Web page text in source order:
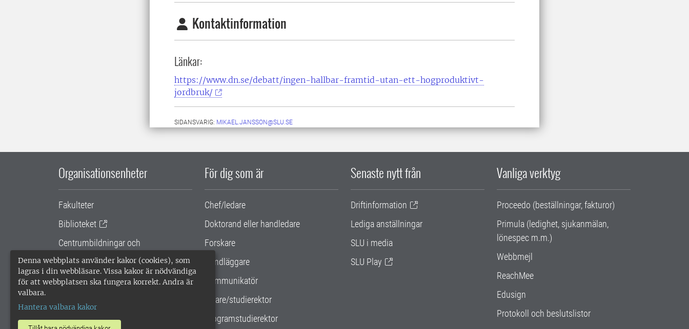
Denna webbplats använder kakor (cookies), som
lagras i din webbläsare. Vissa kakor är nödvändiga
för att webbplatsen ska fungera korrekt. Andra är
valbara.
Hantera valbara kakor
Kontaktinformation
Länkar:
https://www.dn.se/debatt/ingen-hallbar-framtid-utan-ett-hogproduktivt-
jordbruk/
SIDANSVARIG: MIKAEL.JANSSON@SLU.SE
Organisationsenheter
Fakulteter
Biblioteket
Centrumbildningar och
samarbetsprojekt
Gemensamma verksamhetsstödet
För dig som är
Chef/ledare
Doktorand eller handledare
Forskare
Handläggare
Kommunikatör
Lärare/studierektor
Programstudierektor
Senaste nytt från
Driftinformation
Lediga anställningar
SLU i media
SLU Play
Vanliga verktyg
Proceedo (beställningar, fakturor)
Primula (ledighet, sjukanmälan,
lönespec m.m.)
Webbmejl
ReachMee
Edusign
Protokoll och beslutslistor